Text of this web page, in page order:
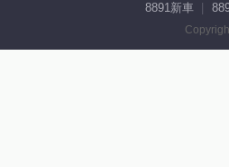
8891新車